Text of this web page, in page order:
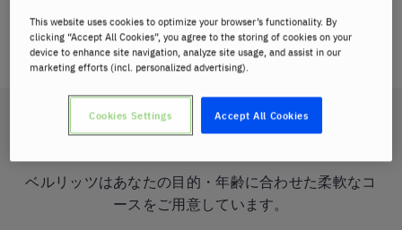
お問い合わせください。
コース紹介
ベルリッツはあなたの目的・年齢に合わせた柔軟なコ
ースをご用意しています。
This website uses cookies to optimize your browser’s functionality. By
clicking “Accept All Cookies”, you agree to the storing of cookies on your
device to enhance site navigation, analyze site usage, and assist in our
marketing efforts (incl. personalized advertising).
Accept All Cookies
Cookies Settings